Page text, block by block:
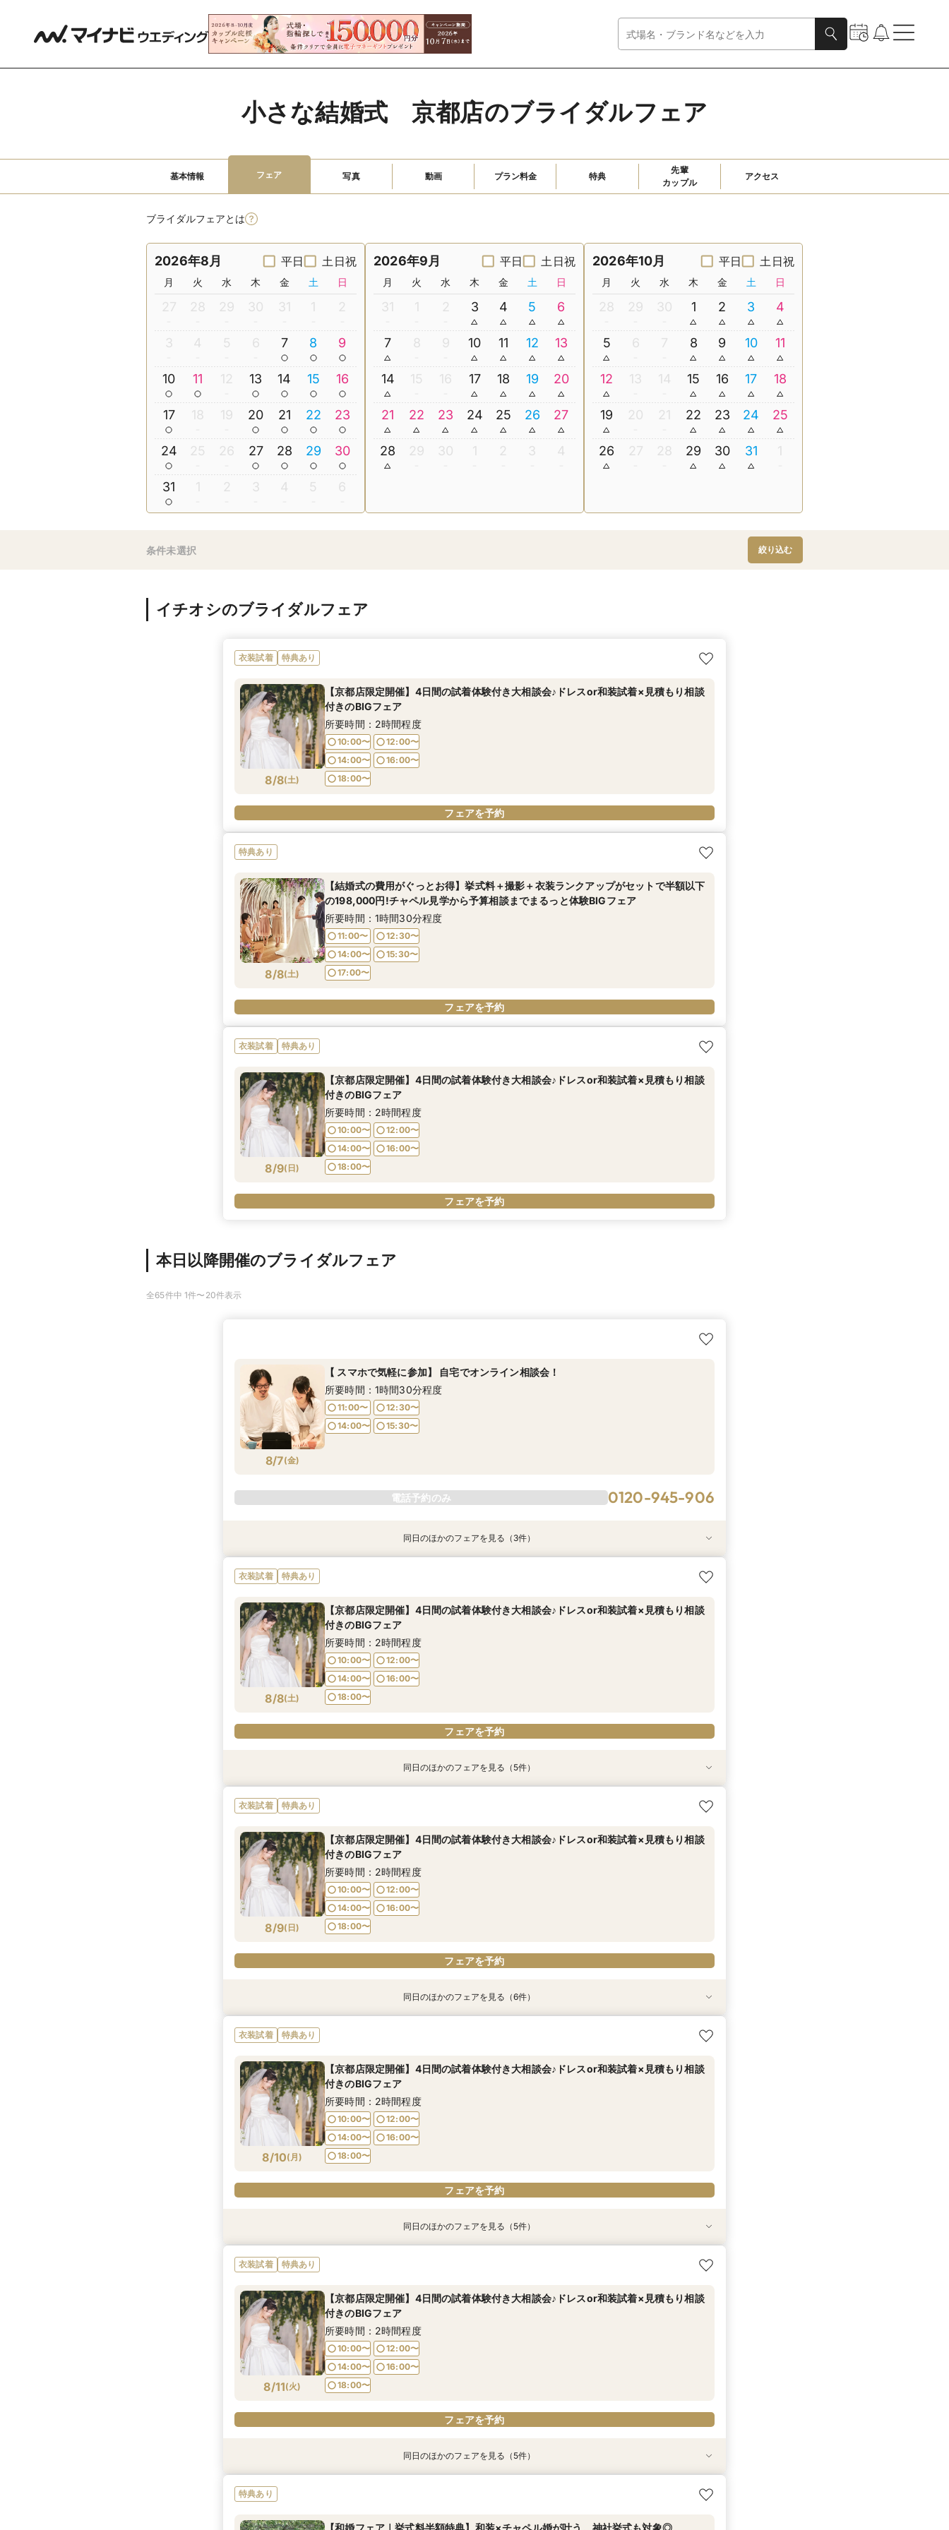
小さな結婚式　京都店のブライダルフェア
基本情報 フェア 写真 動画 プラン料金 特典
先輩
カップル
アクセス
ブライダルフェアとは
2026年8月 平日 土日祝
月 火 水 木 金 土 日
27 28 29 30 31 1 2
3 4 5 6 7 8 9
10 11 12 13 14 15 16
17 18 19 20 21 22 23
24 25 26 27 28 29 30
31 1 2 3 4 5 6
2026年9月 平日 土日祝
月 火 水 木 金 土 日
31 1 2 3 4 5 6
7 8 9 10 11 12 13
14 15 16 17 18 19 20
21 22 23 24 25 26 27
28 29 30 1 2 3 4
2026年10月 平日 土日祝
月 火 水 木 金 土 日
28 29 30 1 2 3 4
5 6 7 8 9 10 11
12 13 14 15 16 17 18
19 20 21 22 23 24 25
26 27 28 29 30 31 1
条件未選択 絞り込む
イチオシのブライダルフェア
衣装試着 特典あり
8/8(土)
【京都店限定開催】4日間の試着体験付き大相談会♪ドレスor和装試着×見積もり相談
付きのBIGフェア
所要時間：2時間程度
10:00〜
12:00〜
14:00〜
16:00〜
18:00〜
フェアを予約
特典あり
8/8(土)
【結婚式の費用がぐっとお得】挙式料＋撮影＋衣装ランクアップがセットで半額以下
の198,000円!チャペル見学から予算相談までまるっと体験BIGフェア
所要時間：1時間30分程度
11:00〜
12:30〜
14:00〜
15:30〜
17:00〜
フェアを予約
衣装試着 特典あり
8/9( 日)
【京都店限定開催】4日間の試着体験付き大相談会♪ドレスor和装試着×見積もり相談
付きのBIGフェア
所要時間：2時間程度
10:00〜
12:00〜
14:00〜
16:00〜
18:00〜
フェアを予約
本日以降開催のブライダルフェア
全65件中 1件〜20件表示
8/7(金)
【 スマホで気軽に参加】 自宅でオンライン相談会！
所要時間：1時間30分程度
11:00〜
12:30〜
14:00〜
15:30〜
電話予約のみ 0120-945-906
8/7 (金 )
11:00〜
12:30〜
14:00〜
15:30〜
8/7 (金 )
11:00〜
12:30〜
14:00〜
15:30〜
8/7 (金 )
11:00〜
12:30〜
14:00〜
15:30〜
同日のほかのフェアを見る（3件）
衣装試着 特典あり
8/8(土)
【京都店限定開催】4日間の試着体験付き大相談会♪ドレスor和装試着×見積もり相談
付きのBIGフェア
所要時間：2時間程度
10:00〜
12:00〜
14:00〜
16:00〜
18:00〜
フェアを予約
8/8 (土 )
【結婚式の費用がぐっとお得】挙式料＋撮影＋衣装ランクアップがセットで半額以下
所要時間：1時間30分程度
11:00〜
12:30〜
14:00〜
15:30〜
17:00〜
8/8 (土 )
11:00〜
12:30〜
14:00〜
15:30〜
8/8 (土 )
11:00〜
12:30〜
14:00〜
15:30〜
8/8 (土 )
11:00〜
12:30〜
14:00〜
15:30〜
8/8 (土 )
11:00〜
12:30〜
14:00〜
15:30〜
同日のほかのフェアを見る（5件）
衣装試着 特典あり
8/9( 日)
【京都店限定開催】4日間の試着体験付き大相談会♪ドレスor和装試着×見積もり相談
付きのBIGフェア
所要時間：2時間程度
10:00〜
12:00〜
14:00〜
16:00〜
18:00〜
フェアを予約
8/9 (日 )
11:00〜
12:30〜
14:00〜
15:30〜
8/9 (日 )
11:00〜
12:30〜
14:00〜
15:30〜
8/9 (日 )
11:00〜
12:30〜
14:00〜
15:30〜
8/9 (日 )
11:00〜
12:30〜
14:00〜
15:30〜
8/9 (日 )
【結婚式の費用がぐっとお得】挙式料＋撮影＋衣装ランクアップがセットで半額以下
所要時間：1時間30分程度
11:00〜
12:30〜
14:00〜
15:30〜
17:00〜
8/9 (日 )
11:00〜
12:30〜
14:00〜
15:30〜
同日のほかのフェアを見る（6件）
衣装試着 特典あり
8/10( 月)
【京都店限定開催】4日間の試着体験付き大相談会♪ドレスor和装試着×見積もり相談
付きのBIGフェア
所要時間：2時間程度
10:00〜
12:00〜
14:00〜
16:00〜
18:00〜
フェアを予約
8/10(月)
11:00〜
12:30〜
14:00〜
15:30〜
8/10(月)
11:00〜
12:30〜
14:00〜
15:30〜
8/10(月)
11:00〜
12:30〜
14:00〜
15:30〜
8/10(月)
【結婚式の費用がぐっとお得】挙式料＋撮影＋衣装ランクアップがセットで半額以下
所要時間：1時間30分程度
11:00〜
12:30〜
14:00〜
15:30〜
17:00〜
8/10(月)
11:00〜
12:30〜
14:00〜
15:30〜
同日のほかのフェアを見る（5件）
衣装試着 特典あり
8/11(火)
【京都店限定開催】4日間の試着体験付き大相談会♪ドレスor和装試着×見積もり相談
付きのBIGフェア
所要時間：2時間程度
10:00〜
12:00〜
14:00〜
16:00〜
18:00〜
フェアを予約
【結婚式の費用がぐっとお得】挙式料＋撮影＋衣装ランクアップがセットで半額以下
所要時間：1時間30分程度
11:00〜 12:30〜
11:00〜 12:30〜
11:00〜 12:30〜
11:00〜 12:30〜
同日のほかのフェアを見る（5件）
特典あり
【和婚フェア｜挙式料半額特典】和装×チャペル婚が叶う。神社挙式も対象◎